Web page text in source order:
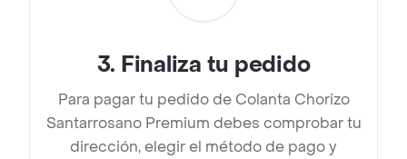
3. Finaliza tu pedido
Para pagar tu pedido de Colanta Chorizo
Santarrosano Premium debes comprobar tu
dirección, elegir el método de pago y